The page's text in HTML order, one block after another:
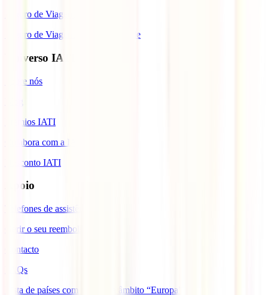
Seguro de Viagem para Tailândia
Seguro de Viagem para Cabo Verde
Universo IATI
Sobre nós
Prémios IATI
Colabora com a IATI
Desconto IATI
Apoio
Telefones de assistência
Gerir o seu reembolso
Contacto
FAQs
Lista de países com cobertura âmbito “Europa”